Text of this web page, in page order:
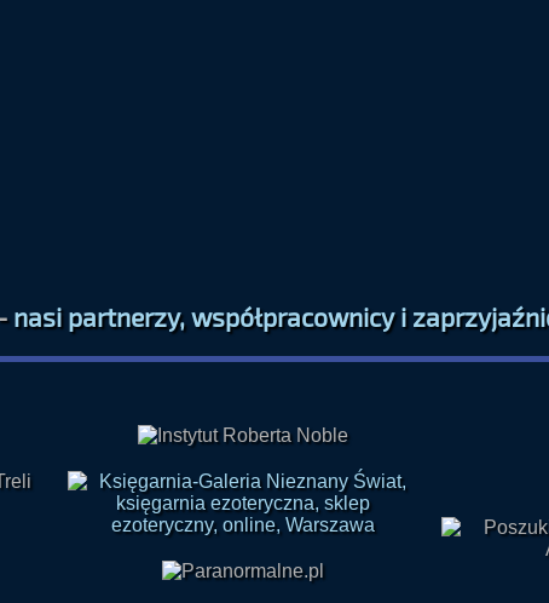
nasi partnerzy, współpracownicy i